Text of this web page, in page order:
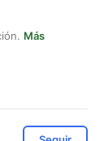
Más